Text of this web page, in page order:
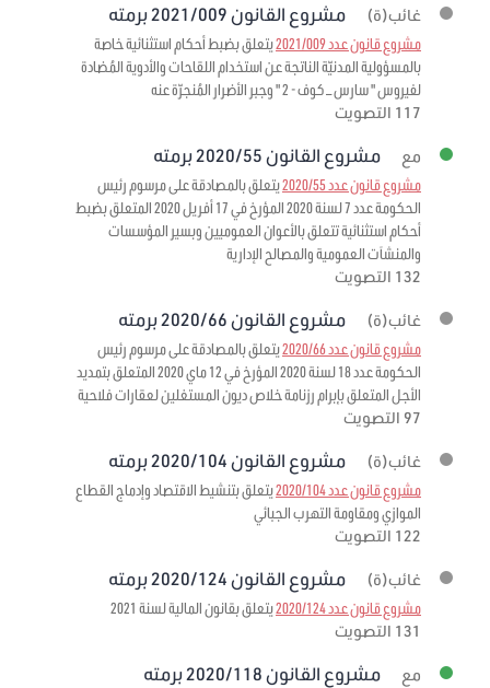
غائب(ة) مشروع القانون 2021/009 برمته
مشروع قانون عدد 2021/009
يتعلق بضبط أحكام استثنائية خاصة
بالمسؤولية المدنيّة الناتجة عن استخدام اللقاحات والأدوية المُضادة
لفيروس " سارس – كوف - 2 " وجبر الأضرار المُنجرّة عنه
117 التصويت
مع مشروع القانون 2020/55 برمته
مشروع قانون عدد 2020/55
يتعلق بالمصادقة على مرسوم رئيس
الحكومة عدد 7 لسنة 2020 المؤرخ في 17 أفريل 2020 المتعلق بضبط
أحكام استثنائية تتعلق بالأعوان العموميين وبسير المؤسسات
والمنشآت العمومية والمصالح الإدارية
132 التصويت
غائب(ة) مشروع القانون 2020/66 برمته
مشروع قانون عدد 2020/66
يتعلق بالمصادقة على مرسوم رئيس
الحكومة عدد 18 لسنة 2020 المؤرخ في 12 ماي 2020 المتعلق بتمديد
الأجل المتعلق بإبرام رزنامة خلاص ديون المستغلين لعقارات فلاحية
97 التصويت
غائب(ة) مشروع القانون 2020/104 برمته
مشروع قانون عدد 2020/104
يتعلق بتنشيط الاقتصاد وإدماج القطاع
الموازي ومقاومة التهرب الجبائي
122 التصويت
غائب(ة) مشروع القانون 2020/124 برمته
مشروع قانون عدد 2020/124
يتعلق بقانون المالية لسنة 2021
131 التصويت
مع مشروع القانون 2020/118 برمته